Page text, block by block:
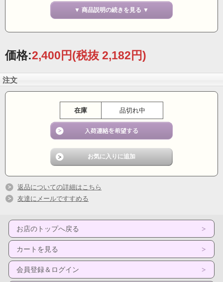
▼ 商品説明の続きを見る ▼
価格:2,400円(税抜 2,182円)
注文
在庫 品切れ中
返品についての詳細はこちら
友達にメールですすめる
お店のトップへ戻る
カートを見る
会員登録＆ログイン